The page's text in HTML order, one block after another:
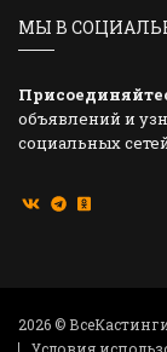
МЫ В
объявлений и
социальных
2026 ©